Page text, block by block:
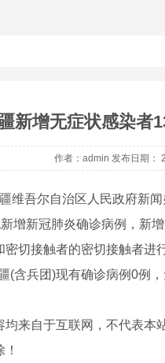
新增无症状感染者
作者：admin 发布日期：
吾尔自治区人民政府新闻
增新冠肺炎确诊病例，新
切接触者的密切接触者进
兵团)现有确诊病例0例，
来自于互联网，不代表